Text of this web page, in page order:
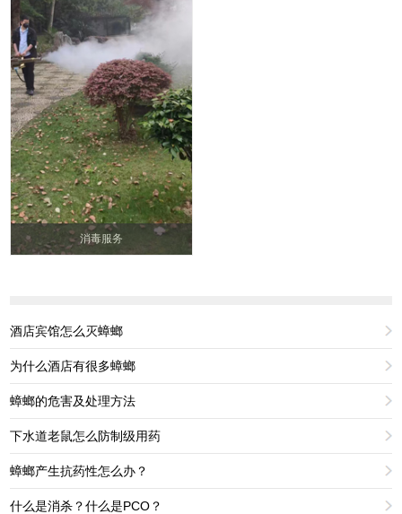
消毒服务
酒店宾馆怎么灭蟑螂
为什么酒店有很多蟑螂
蟑螂的危害及处理方法
下水道老鼠怎么防制级用药
蟑螂产生抗药性怎么办？
什么是消杀？什么是PCO？